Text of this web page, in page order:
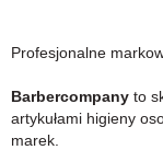
Profesjonalne
Barbercompany to
artykułami higieny
marek.